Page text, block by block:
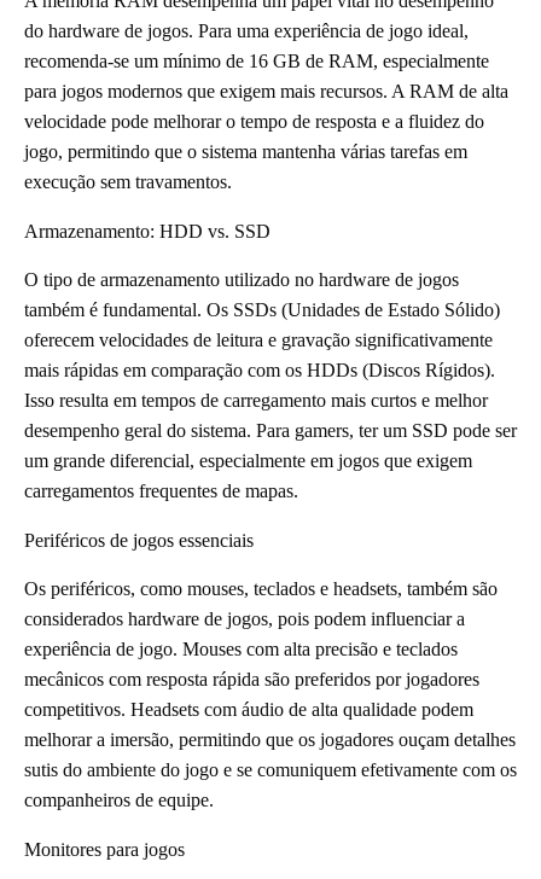
do hardware de jogos. Para uma experiência de jogo ideal,
recomenda-se um mínimo de 16 GB de RAM, especialmente
para jogos modernos que exigem mais recursos. A RAM de alta
velocidade pode melhorar o tempo de resposta e a fluidez do
jogo, permitindo que o sistema mantenha várias tarefas em
execução sem travamentos.
Armazenamento: HDD vs. SSD
O tipo de armazenamento utilizado no hardware de jogos
também é fundamental. Os SSDs (Unidades de Estado Sólido)
oferecem velocidades de leitura e gravação significativamente
mais rápidas em comparação com os HDDs (Discos Rígidos).
Isso resulta em tempos de carregamento mais curtos e melhor
desempenho geral do sistema. Para gamers, ter um SSD pode ser
um grande diferencial, especialmente em jogos que exigem
carregamentos frequentes de mapas.
Periféricos de jogos essenciais
Os periféricos, como mouses, teclados e headsets, também são
considerados hardware de jogos, pois podem influenciar a
experiência de jogo. Mouses com alta precisão e teclados
mecânicos com resposta rápida são preferidos por jogadores
competitivos. Headsets com áudio de alta qualidade podem
melhorar a imersão, permitindo que os jogadores ouçam detalhes
sutis do ambiente do jogo e se comuniquem efetivamente com os
companheiros de equipe.
Monitores para jogos